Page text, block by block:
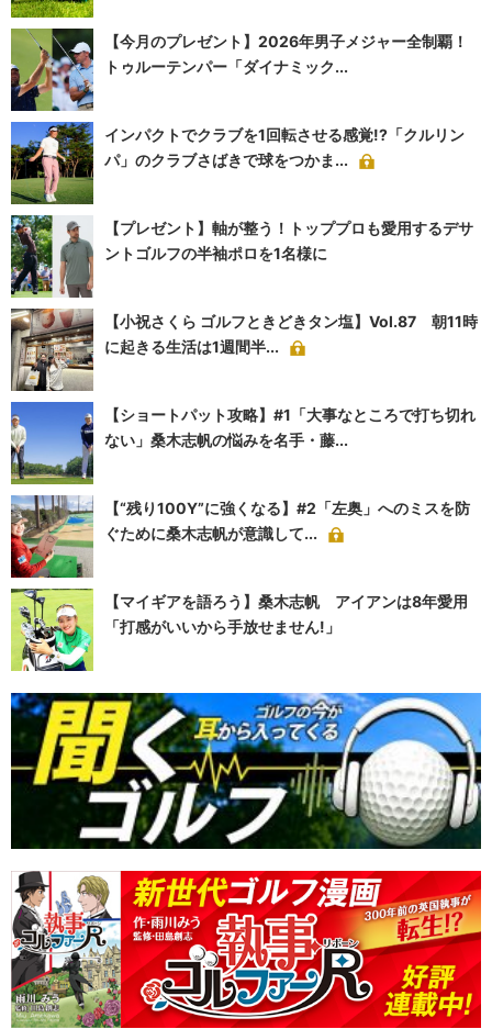
【今月のプレゼント】2026年男子メジャー全制覇！
トゥルーテンパー「ダイナミック...
インパクトでクラブを1回転させる感覚!?「クルリン
パ」のクラブさばきで球をつかま...
【プレゼント】軸が整う！トッププロも愛用するデサ
ントゴルフの半袖ポロを1名様に
【小祝さくら ゴルフときどきタン塩】Vol.87 朝11時
に起きる生活は1週間半...
【ショートパット攻略】#1「大事なところで打ち切れ
ない」桑木志帆の悩みを名手・藤...
【“残り100Y”に強くなる】#2「左奥」へのミスを防
ぐために桑木志帆が意識して...
【マイギアを語ろう】桑木志帆 アイアンは8年愛用
「打感がいいから手放せません!」